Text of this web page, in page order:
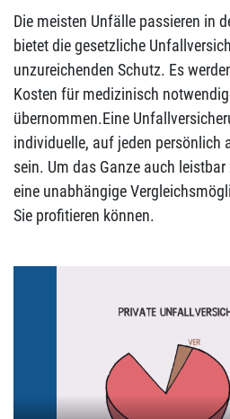
Die meisten Unfälle passieren in
bietet die gesetzliche
unzureichenden Schutz. Es
Kosten für medizinisch
übernommen.Eine
individuelle, auf jeden persönlich
sein. Um das Ganze auch
eine unabhängige
Sie profitieren können.